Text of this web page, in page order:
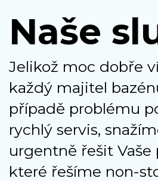
Naše
Jelikož moc dobře
každý majitel
případě problému
rychlý servis,
urgentně řešit Vaše
které řešíme non-